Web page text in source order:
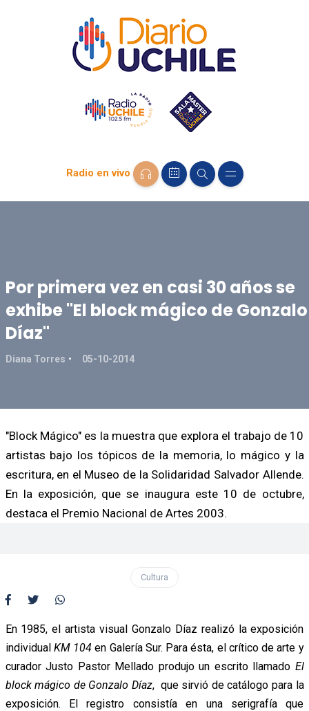
Radio en vivo
Por primera vez en casi 30 años se
exhibe "El block mágico de Gonzalo
Díaz"
Diana Torres 05-10-2014
"Block Mágico" es la muestra que explora el trabajo de 10
artistas bajo los tópicos de la memoria, lo mágico y la
escritura, en el Museo de la Solidaridad Salvador Allende.
En la exposición, que se inaugura este 10 de octubre,
destaca el Premio Nacional de Artes 2003.
Cultura
En 1985, el artista visual Gonzalo Díaz realizó la exposición
individual KM 104 en Galería Sur. Para ésta, el crítico de arte y
curador Justo Pastor Mellado produjo un escrito llamado El
block mágico de Gonzalo Díaz, que sirvió de catálogo para la
exposición. El registro consistía en una serigrafía que